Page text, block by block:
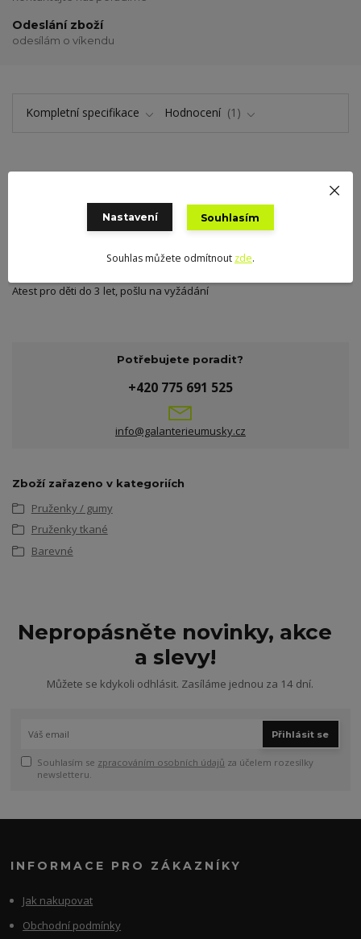
Odeslání zboží
odesílám o víkendu
Kompletní specifikace Hodnocení 1
Plochá tkaná pruženka barevná cca 50 mm, tažnost 110%, cena za 1
m, český výrobek
Materiál: polyester 76 %, latex. nitě 24 %
Atest pro děti do 3 let, pošlu na vyžádání
Potřebujete poradit?
+420 775 691 525
info@galanterieumusky.cz
Zboží zařazeno v kategoriích
Pruženky / gumy
Pruženky tkané
Barevné
Nepropásněte novinky, akce
a slevy!
Můžete se kdykoli odhlásit. Zasíláme jednou za 14 dní.
Přihlásit se
Souhlasím se zpracováním osobních údajů za účelem rozesílky
newsletteru.
INFORMACE PRO ZÁKAZNÍKY
Jak nakupovat
Obchodní podmínky
Nastavení Souhlasím
Souhlas můžete odmítnout zde.